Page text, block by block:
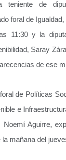
teniente de
foral de
11:30 y la
Saray
de ese
de Políticas
e
Noemí Aguirre,
mañana del